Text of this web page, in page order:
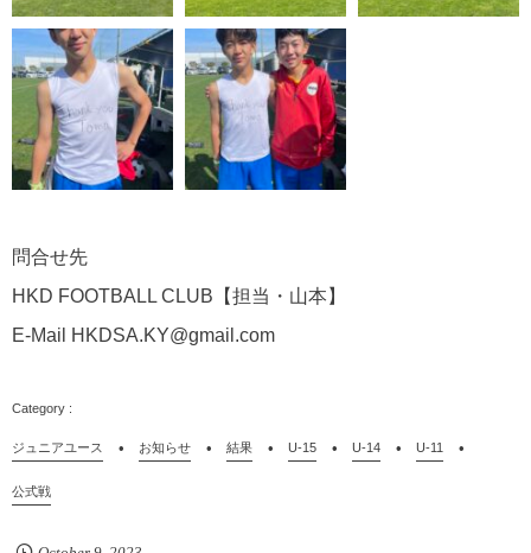
問合せ先
HKD FOOTBALL CLUB 【担当・山本】
E-Mail HKDSA.KY@gmail.com
ジュニアユース お知らせ 結果 U-15 U-14 U-11
公式戦